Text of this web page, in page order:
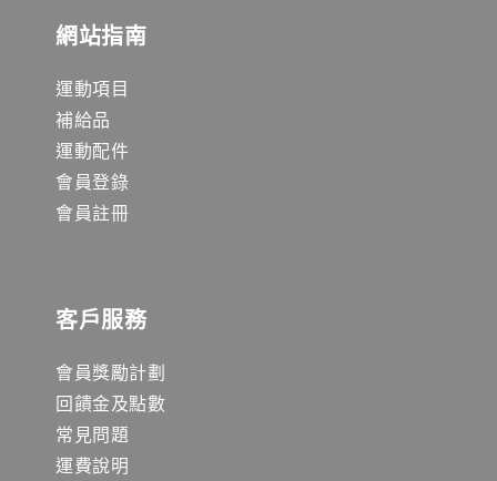
網站指南
運動項目
補給品
運動配件
會員登錄
會員註冊
客戶服務
會員獎勵計劃
回饋金及點數
常見問題
運費說明